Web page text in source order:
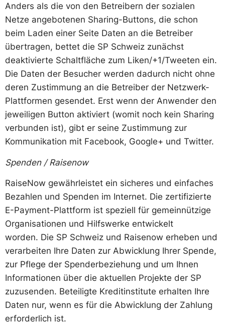
Anders als die von den Betreibern der sozialen
Netze angebotenen Sharing-Buttons, die schon
beim Laden einer Seite Daten an die Betreiber
übertragen, bettet die SP Schweiz zunächst
deaktivierte Schaltfläche zum Liken/+1/Tweeten ein.
Die Daten der Besucher werden dadurch nicht ohne
deren Zustimmung an die Betreiber der Netzwerk-
Plattformen gesendet. Erst wenn der Anwender den
jeweiligen Button aktiviert (womit noch kein Sharing
verbunden ist), gibt er seine Zustimmung zur
Kommunikation mit Facebook, Google+ und Twitter.
Spenden / Raisenow
RaiseNow gewährleistet ein sicheres und einfaches
Bezahlen und Spenden im Internet. Die zertifizierte
E-Payment-Plattform ist speziell für gemeinnützige
Organisationen und Hilfswerke entwickelt
worden. Die SP Schweiz und Raisenow erheben und
verarbeiten Ihre Daten zur Abwicklung Ihrer Spende,
zur Pflege der Spenderbeziehung und um Ihnen
Informationen über die aktuellen Projekte der SP
zuzusenden. Beteiligte Kreditinstitute erhalten Ihre
Daten nur, wenn es für die Abwicklung der Zahlung
erforderlich ist.